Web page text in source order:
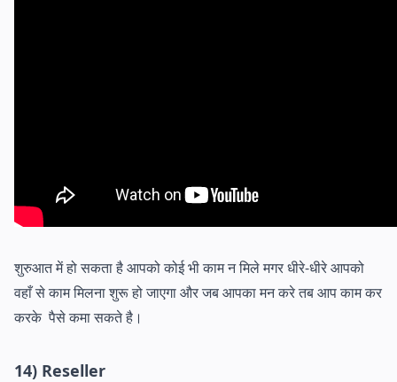
शुरुआत में हो सकता है आपको कोई भी काम न मिले मगर धीरे-धीरे आपको
वहाँ से काम मिलना शुरू हो जाएगा और जब आपका मन करे तब आप काम कर
करके पैसे कमा सकते है।
14) Reseller